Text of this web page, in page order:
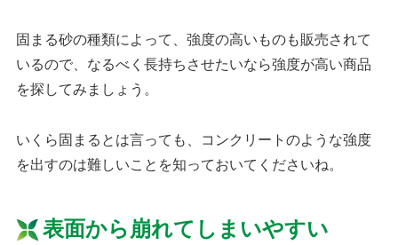
固まる砂の種類によって、強度の高いものも販売されて
いるので、なるべく長持ちさせたいなら強度が高い商品
を探してみましょう。
いくら固まるとは言っても、コンクリートのような強度
を出すのは難しいことを知っておいてくださいね。
表面から崩れてしまいやすい